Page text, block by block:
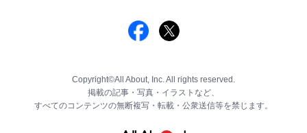
Copyright©All About, Inc. All rights reserved.
掲載の記事・写真・イラストなど、
すべてのコンテンツの無断複写・転載・公衆送信等を禁じます。